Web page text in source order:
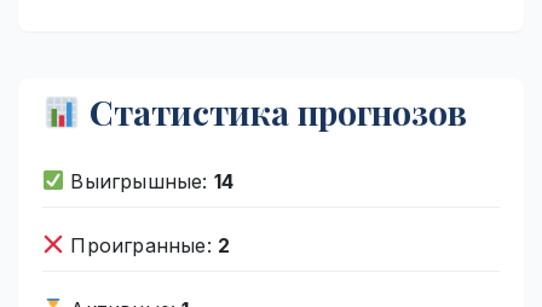
Статистика прогнозов
Выигрышные: 14
Проигранные: 2